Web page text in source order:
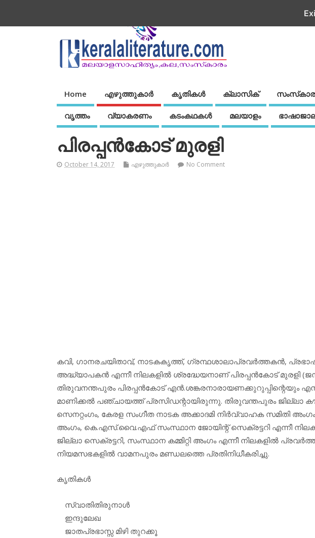
Home എഴുത്തുകാര്‍ കൃതികൾ ക്ലാസിക്
വൃത്തം വ്യാകരണം കടംകഥകള്‍ മലയാളം
പിരപ്പന്‍കോട് മുരളി
October 14, 2017 എഴുത്തുകാര്‍ No Comment
കവി, ഗാനരചയിതാവ്, നാടകകൃത്ത്, ഗ്രന്ഥശാലാപ്രവര്‍ത്തകന്‍,
അദ്ധ്യാപകന്‍ എന്നീ നിലകളില്‍ ശ്രദ്ധേയനാണ് പിരപ്പന്‍കോട് മുരളി
തിരുവനന്തപുരം പിരപ്പന്‍കോട് എന്‍.ശങ്കരനാരായണക്കുറുപ്പിന്റെയും
മാണിക്കല്‍ പഞ്ചായത്ത് പ്രസിഡന്റായിരുന്നു. തിരുവന്തപുരം ജില്ലാ
സെനറ്റംഗം, കേരള സംഗീത നാടക അക്കാദമി നിര്‍വ്വാഹക സമിതി
അംഗം, കെ.എസ്.വൈ.എഫ് സംസ്ഥാന ജോയിന്റ് സെക്രട്ടറി എന്നീ
ജില്ലാ സെക്രട്ടറി, സംസ്ഥാന കമ്മിറ്റി അംഗം എന്നീ നിലകളില്‍
നിയമസഭകളില്‍ വാമനപുരം മണ്ഡലത്തെ പ്രതിനിധീകരിച്ചു.
കൃതികള്‍
സ്വാതിതിരുനാള്‍
ഇന്ദുലേഖ
ജാതപ്രഭാസ്സ മിഴി തുറക്കൂ